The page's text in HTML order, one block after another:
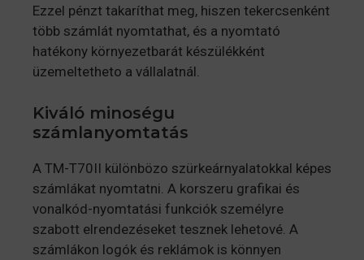
Ezzel pénzt takaríthat meg, hiszen tekercsenként
több számlát nyomtathat, és a nyomtató
hatékony környezetbarát készülékként
üzemeltetheto a vállalatnál.
Kiváló minoségu
számlanyomtatás
A TM-T70II különbözo szürkeárnyalatokkal képes
számlákat nyomtatni. A korszeru grafikai és
vonalkód-nyomtatási funkciók személyre
szabott elrendezéseket tesznek lehetové. A
számlákon logók és reklámok is könnyen